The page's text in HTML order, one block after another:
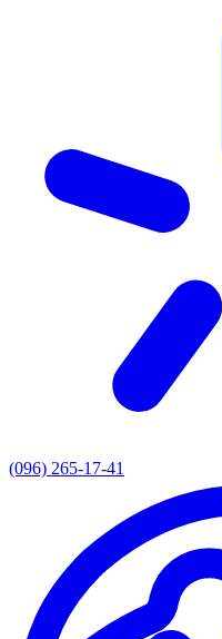
(096) 265-17-41